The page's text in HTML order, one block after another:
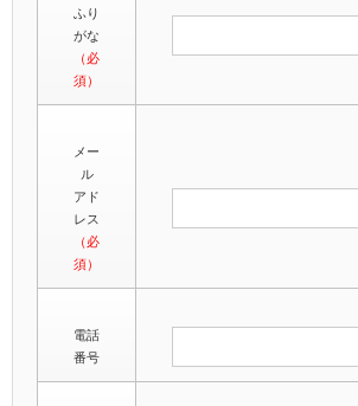
ふり
がな
（必
須）
メー
ル
アド
レス
（必
須）
電話
番号